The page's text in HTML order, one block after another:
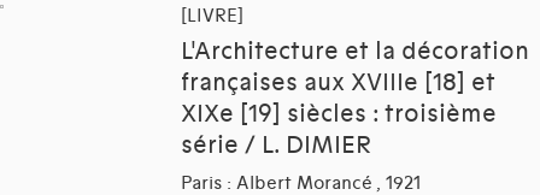
[LIVRE]
L'Architecture et la décoration
françaises aux XVIIIe [18] et
XIXe [19] siècles : troisième
série / L. DIMIER
Paris : Albert Morancé , 1921